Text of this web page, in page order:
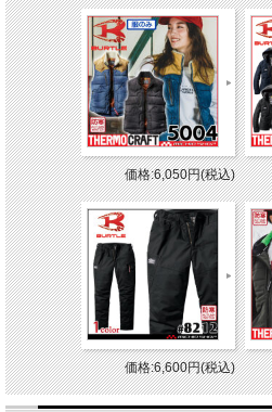
価格:6,050円(税込)
価格:6,600円(税込)